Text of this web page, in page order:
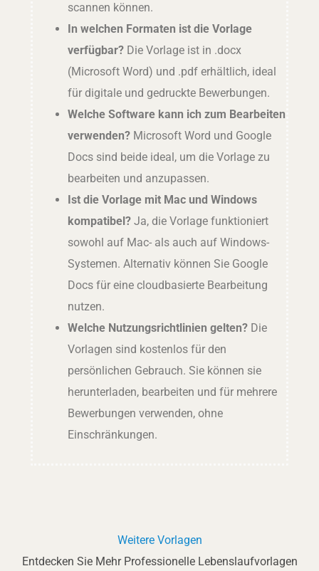
scannen können.
In welchen Formaten ist die Vorlage
verfügbar?Die Vorlage ist in .docx
(Microsoft Word) und .pdf erhältlich, ideal
für digitale und gedruckte Bewerbungen.
Welche Software kann ich zum Bearbeiten
verwenden?Microsoft Word und Google
Docs sind beide ideal, um die Vorlage zu
bearbeiten und anzupassen.
Ist die Vorlage mit Mac und Windows
kompatibel?Ja, die Vorlage funktioniert
sowohl auf Mac- als auch auf Windows-
Systemen. Alternativ können Sie Google
Docs für eine cloudbasierte Bearbeitung
nutzen.
Welche Nutzungsrichtlinien gelten?Die
Vorlagen sind kostenlos für den
persönlichen Gebrauch. Sie können sie
herunterladen, bearbeiten und für mehrere
Bewerbungen verwenden, ohne
Einschränkungen.
Weitere Vorlagen
Entdecken Sie Mehr Professionelle Lebenslaufvorlagen